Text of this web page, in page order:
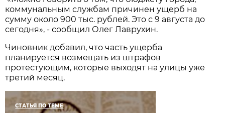
коммунальным службам причинен ущерб на
сумму около 900 тыс. рублей. Это с 9 августа до
сегодня», - сообщил Олег Лаврухин.
Чиновник добавил, что часть ущерба
планируется возмещать из штрафов
протестующим, которые выходят на улицы уже
третий месяц.
СТАТЬЯ ПО ТЕМЕ